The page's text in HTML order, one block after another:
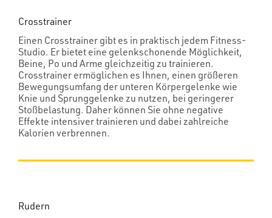
Crosstrainer
Einen Crosstrainer gibt es in praktisch jedem Fitness-
Studio. Er bietet eine gelenkschonende Möglichkeit,
Beine, Po und Arme gleichzeitig zu trainieren.
Crosstrainer ermöglichen es Ihnen, einen größeren
Bewegungsumfang der unteren Körpergelenke wie
Knie und Sprunggelenke zu nutzen, bei geringerer
Stoßbelastung. Daher können Sie ohne negative
Effekte intensiver trainieren und dabei zahlreiche
Kalorien verbrennen.
Rudern